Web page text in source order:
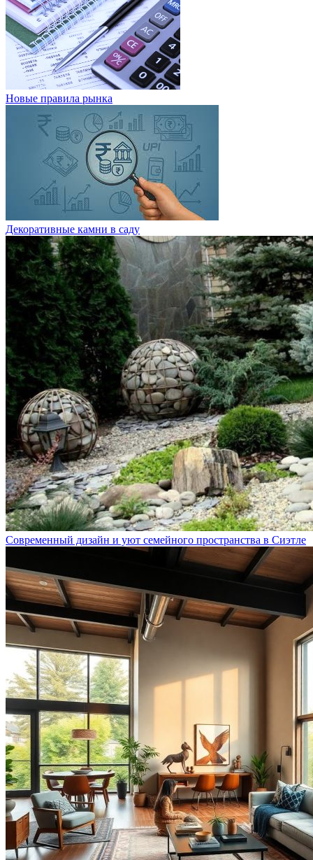
Новые правила рынка
Декоративные камни в саду
Современный дизайн и уют семейного пространства в Сиэтле